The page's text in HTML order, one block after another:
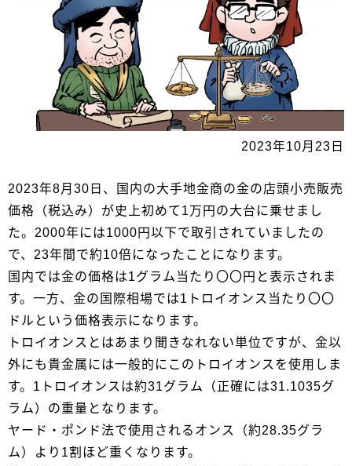
2023年10月23日
2023年8月30日、国内の大手地金商の金の店頭小売販売
価格（税込み）が史上初めて1万円の大台に乗せまし
た。2000年には1000円以下で取引されていましたの
で、23年間で約10倍になったことになります。
国内では金の価格は1グラム当たり〇〇円と表示されま
す。一方、金の国際相場では1トロイオンス当たり〇〇
ドルという価格表示になります。
トロイオンスとはあまり聞きなれない単位ですが、金以
外にも貴金属には一般的にこのトロイオンスを使用しま
す。1トロイオンスは約31グラム（正確には31.1035グ
ラム）の重量となります。
ヤード・ポンド法で使用されるオンス（約28.35グラ
ム）より1割ほど重くなります。